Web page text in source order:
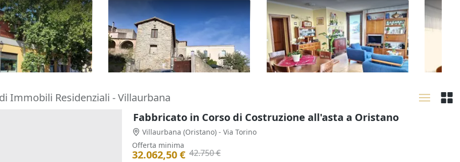
e lastrico solare in
Asta Abitazione su tre piani con
pertinenze
Silius (Cagliari)
66.938 €
30/10/2026
Asta Alloggio piano primo (sub 1)
in zona artigianale
Elmas (Cagliari)
243.200 €
30/10/2026
Asta
posto
Immobili Residenziali - Villaurbana
Fabbricato in Corso di Costruzione all'asta a Oristano
Villaurbana (Oristano) - Via Torino
Offerta minima
32.062,50 € 42.750 €